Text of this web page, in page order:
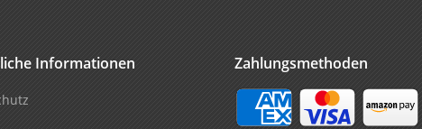
Informationen Zahlungsmethoden